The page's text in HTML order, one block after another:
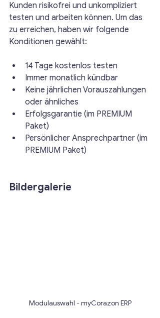
Kunden risikofrei und unkompliziert
testen und arbeiten können. Um das
zu erreichen, haben wir folgende
Konditionen gewählt:
14 Tage kostenlos testen
Immer monatlich kündbar
Keine jährlichen Vorauszahlungen
oder ähnliches
Erfolgsgarantie (im PREMIUM
Paket)
Persönlicher Ansprechpartner (im
PREMIUM Paket)
Bildergalerie
Modulauswahl - myCorazon ERP